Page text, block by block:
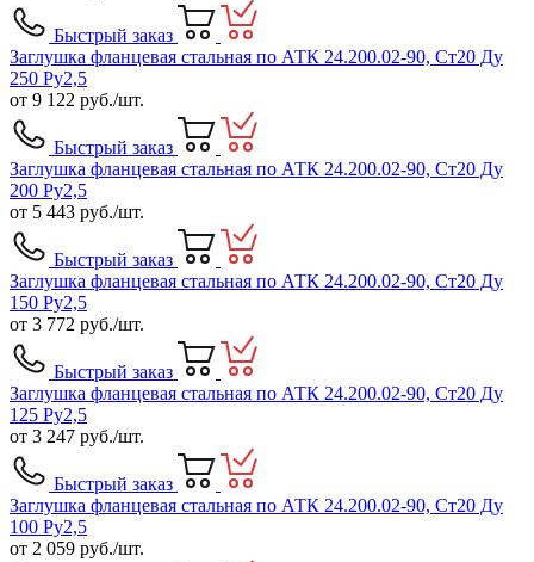
Быстрый заказ
Заглушка фланцевая стальная по АТК 24.200.02-90, Ст20 Ду
250 Ру2,5
от 9 122 руб./шт.
Быстрый заказ
Заглушка фланцевая стальная по АТК 24.200.02-90, Ст20 Ду
200 Ру2,5
от 5 443 руб./шт.
Быстрый заказ
Заглушка фланцевая стальная по АТК 24.200.02-90, Ст20 Ду
150 Ру2,5
от 3 772 руб./шт.
Быстрый заказ
Заглушка фланцевая стальная по АТК 24.200.02-90, Ст20 Ду
125 Ру2,5
от 3 247 руб./шт.
Быстрый заказ
Заглушка фланцевая стальная по АТК 24.200.02-90, Ст20 Ду
100 Ру2,5
от 2 059 руб./шт.